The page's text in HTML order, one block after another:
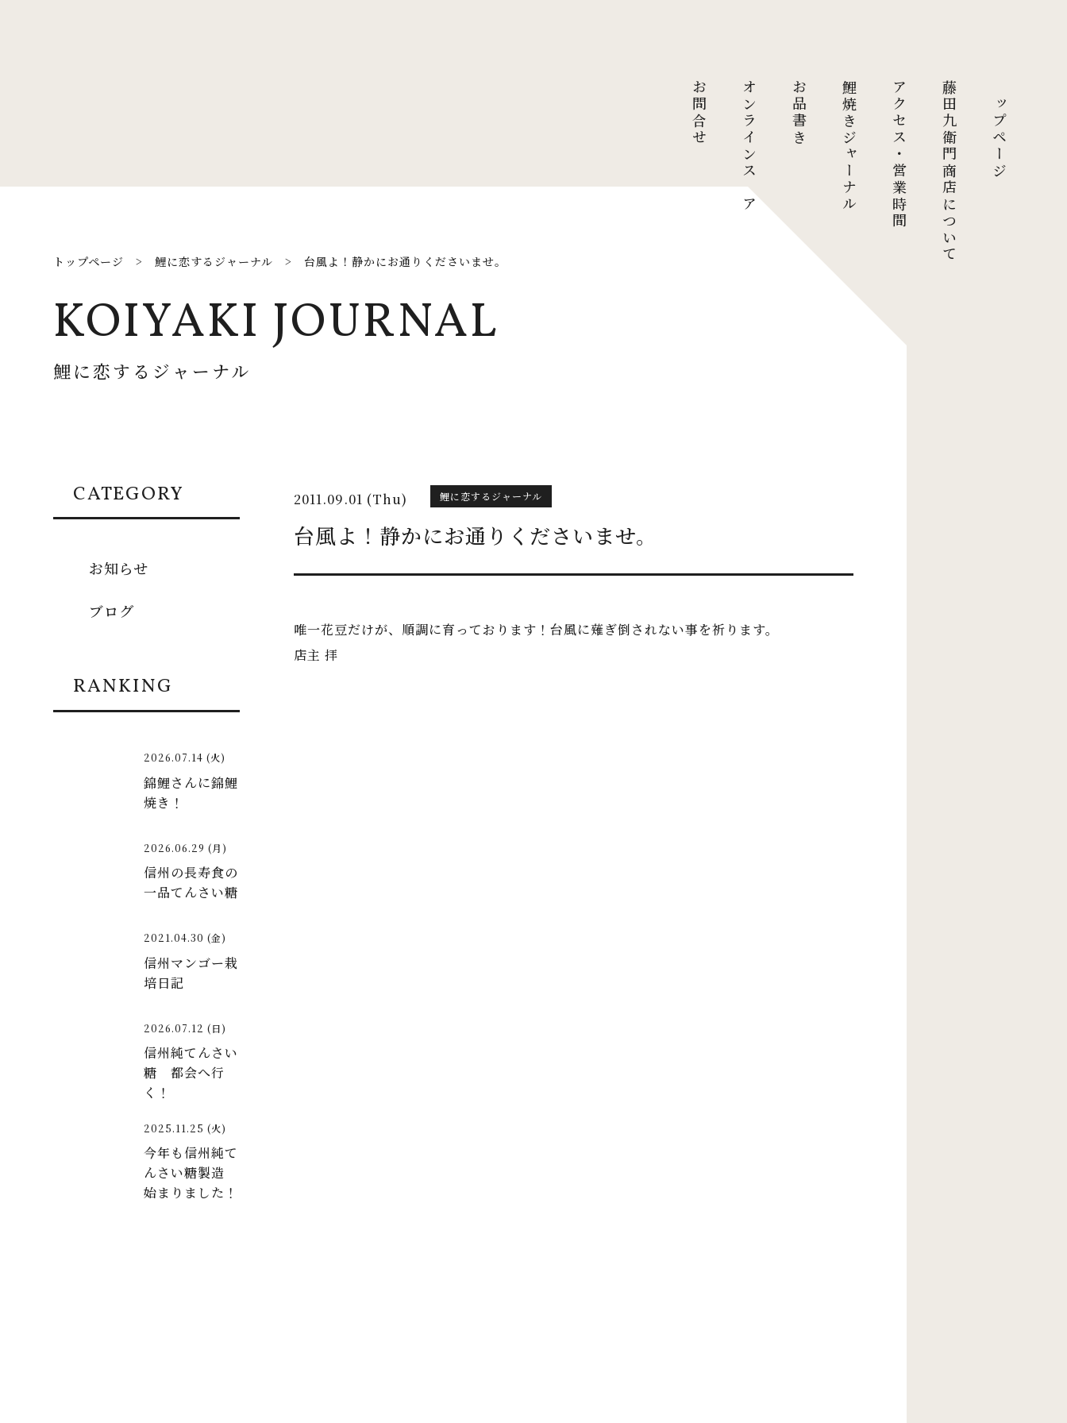
トップページ
藤田九衛門商店について
アクセス・営業時間
鯉焼きジャーナル
お品書き
オンラインストア
お問合せ
トップページ >鯉に恋するジャーナル > 台風よ！静かにお通りくださいませ。
KOIYAKI JOURNAL
鯉に恋するジャーナル
2011.09.01 (Thu) 鯉に恋するジャーナル
台風よ！静かにお通りくださいませ。
唯一花豆だけが、順調に育っております！台風に薙ぎ倒されない事を祈ります。
店主 拝
CATEGORY
お知らせ
ブログ
RANKING
2026.07.14 (火)
錦鯉さんに錦鯉
焼き！
2026.06.29 (月)
信州の長寿食の
一品てんさい糖
2021.04.30 (金)
信州マンゴー栽
培日記
2026.07.12 (日)
信州純てんさい
糖 都会へ行
く！
2025.11.25 (火)
今年も信州純て
んさい糖製造
始まりました！